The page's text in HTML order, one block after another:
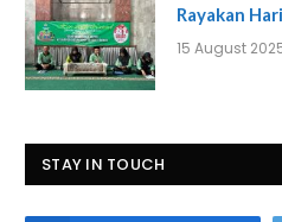
Rayakan
15 August
STAY IN TOUCH